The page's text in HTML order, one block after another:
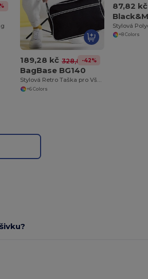
189,28 kč 328,87 kč
-42%
BagBase BG140
Stylová Retro Taška pro Všechny Příležitosti
+6 Colors
87,82 kč
+8 Colors